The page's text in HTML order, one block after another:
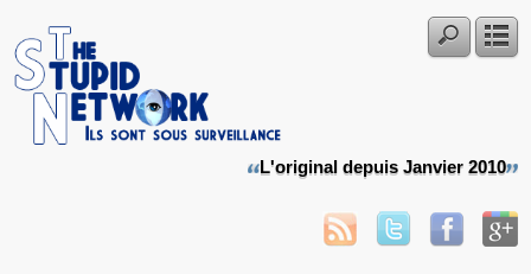
L'original depuis Janvier 2010